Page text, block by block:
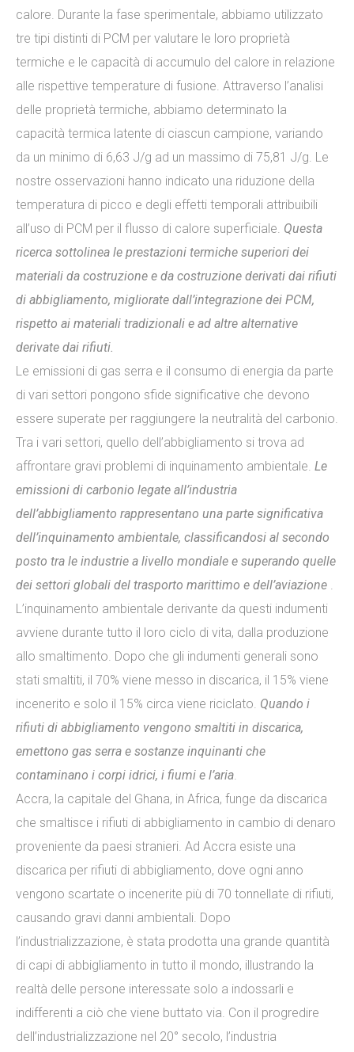
calore. Durante la fase sperimentale, abbiamo utilizzato
tre tipi distinti di PCM per valutare le loro proprietà
termiche e le capacità di accumulo del calore in relazione
alle rispettive temperature di fusione. Attraverso l’analisi
delle proprietà termiche, abbiamo determinato la
capacità termica latente di ciascun campione, variando
da un minimo di 6,63 J/g ad un massimo di 75,81 J/g. Le
nostre osservazioni hanno indicato una riduzione della
temperatura di picco e degli effetti temporali attribuibili
all’uso di PCM per il flusso di calore superficiale. Questa
ricerca sottolinea le prestazioni termiche superiori dei
materiali da costruzione e da costruzione derivati ​​dai rifiuti
di abbigliamento, migliorate dall’integrazione dei PCM,
rispetto ai materiali tradizionali e ad altre alternative
derivate dai rifiuti.
Le emissioni di gas serra e il consumo di energia da parte
di vari settori pongono sfide significative che devono
essere superate per raggiungere la neutralità del carbonio.
Tra i vari settori, quello dell’abbigliamento si trova ad
affrontare gravi problemi di inquinamento ambientale. Le
emissioni di carbonio legate all’industria
dell’abbigliamento rappresentano una parte significativa
dell’inquinamento ambientale, classificandosi al secondo
posto tra le industrie a livello mondiale e superando quelle
dei settori globali del trasporto marittimo e dell’aviazione .
L’inquinamento ambientale derivante da questi indumenti
avviene durante tutto il loro ciclo di vita, dalla produzione
allo smaltimento. Dopo che gli indumenti generali sono
stati smaltiti, il 70% viene messo in discarica, il 15% viene
incenerito e solo il 15% circa viene riciclato. Quando i
rifiuti di abbigliamento vengono smaltiti in discarica,
emettono gas serra e sostanze inquinanti che
contaminano i corpi idrici, i fiumi e l’aria.
Accra, la capitale del Ghana, in Africa, funge da discarica
che smaltisce i rifiuti di abbigliamento in cambio di denaro
proveniente da paesi stranieri. Ad Accra esiste una
discarica per rifiuti di abbigliamento, dove ogni anno
vengono scartate o incenerite più di 70 tonnellate di rifiuti,
causando gravi danni ambientali. Dopo
l’industrializzazione, è stata prodotta una grande quantità
di capi di abbigliamento in tutto il mondo, illustrando la
realtà delle persone interessate solo a indossarli e
indifferenti a ciò che viene buttato via. Con il progredire
dell’industrializzazione nel 20° secolo, l’industria